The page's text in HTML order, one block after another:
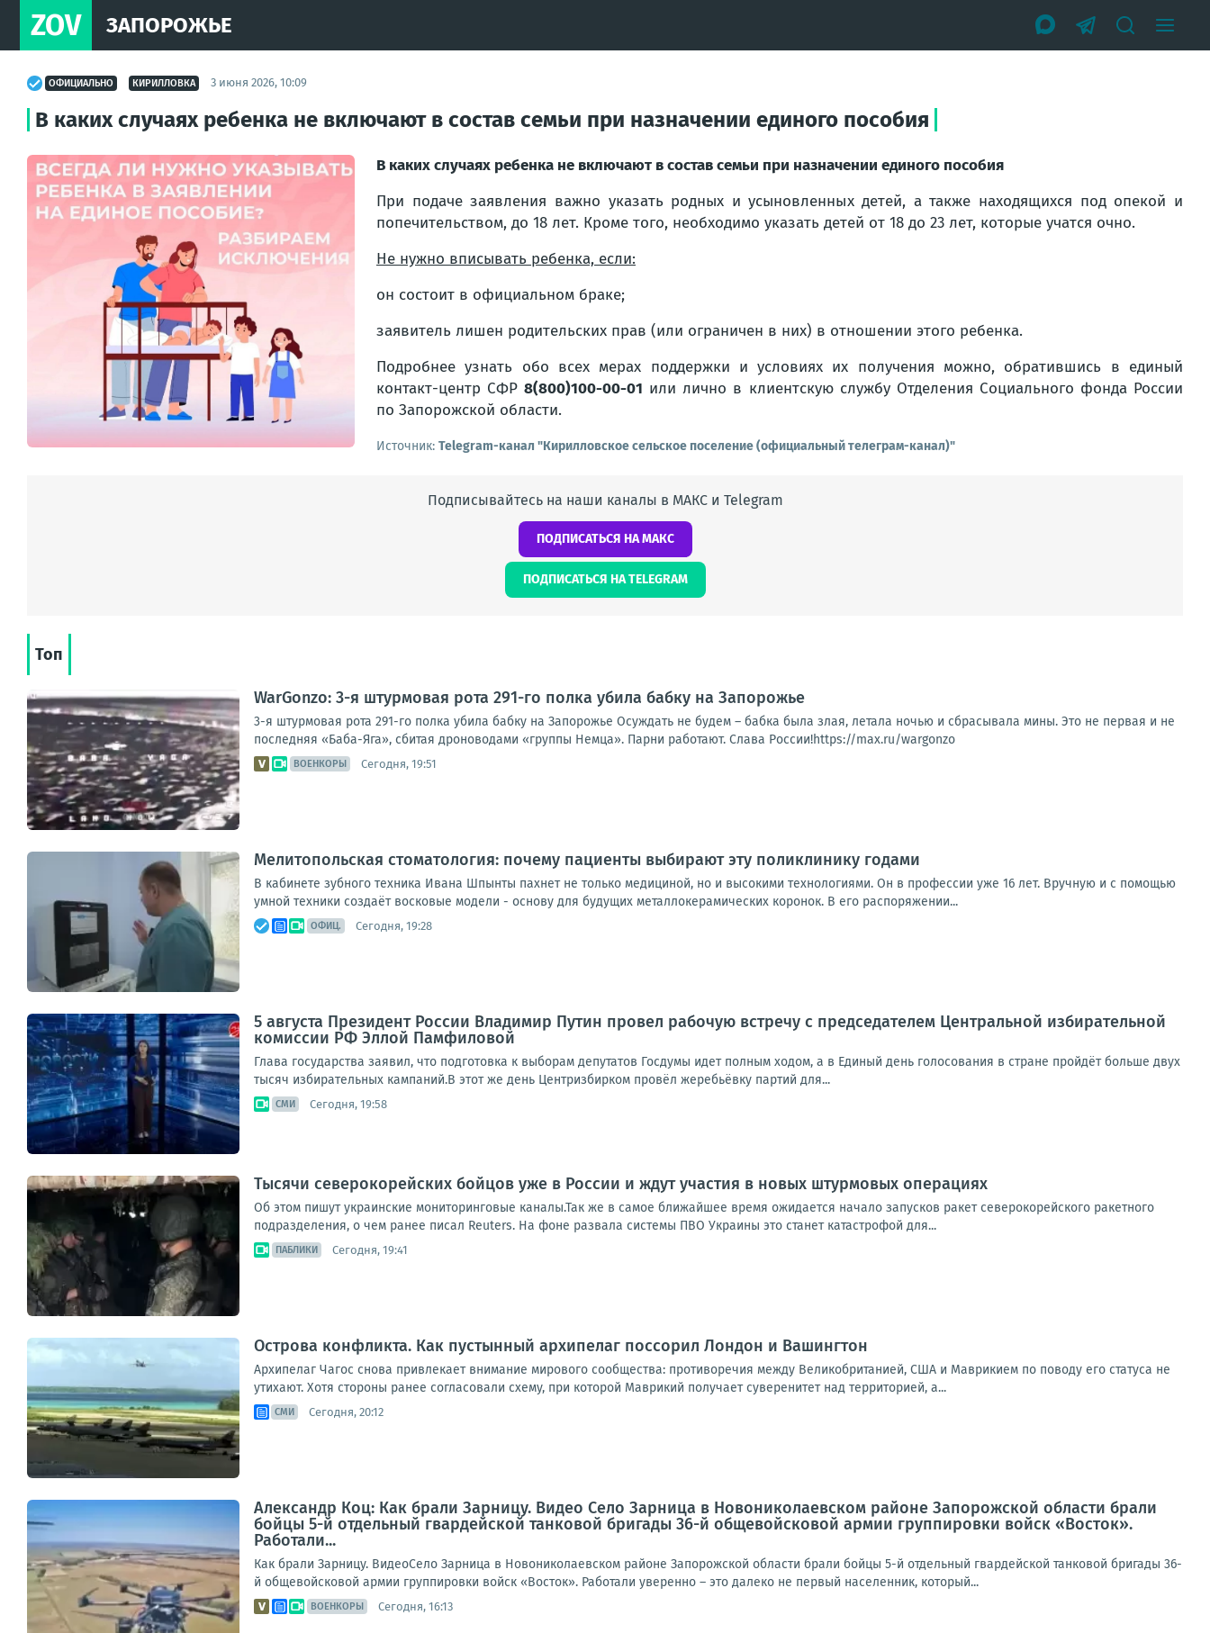
ZOV ЗАПОРОЖЬЕ
ОФИЦИАЛЬНО КИРИЛЛОВКА 3 июня 2026, 10:09
В каких случаях ребенка не включают в состав семьи при назначении единого пособия
В каких случаях ребенка не включают в состав семьи при назначении единого пособия
При подаче заявления важно указать родных и усыновленных детей, а также находящихся под опекой и
попечительством, до 18 лет. Кроме того, необходимо указать детей от 18 до 23 лет, которые учатся очно.
Не нужно вписывать ребенка, если:
он состоит в официальном браке;
заявитель лишен родительских прав (или ограничен в них) в отношении этого ребенка.
Подробнее узнать обо всех мерах поддержки и условиях их получения можно, обратившись в единый
контакт-центр СФР8(800)100-00-01 или лично в клиентскую службу Отделения Социального фонда России
по Запорожской области.
Источник: Telegram-канал "Кирилловское сельское поселение (официальный телеграм-канал)"
Подписывайтесь на наши каналы в МАКС и Telegram
ПОДПИСАТЬСЯ НА МАКС
ПОДПИСАТЬСЯ НА TELEGRAM
Топ
WarGonzo: 3-я штурмовая рота 291-го полка убила бабку на Запорожье
3-я штурмовая рота 291-го полка убила бабку на Запорожье Осуждать не будем – бабка была злая, летала ночью и сбрасывала мины. Это не первая и не
последняя «Баба-Яга», сбитая дроноводами «группы Немца». Парни работают. Слава России!https://max.ru/wargonzo
ВОЕНКОРЫ Сегодня, 19:51
Мелитопольская стоматология: почему пациенты выбирают эту поликлинику годами
В кабинете зубного техника Ивана Шпынты пахнет не только медициной, но и высокими технологиями. Он в профессии уже 16 лет. Вручную и с помощью
умной техники создаёт восковые модели - основу для будущих металлокерамических коронок. В его распоряжении...
ОФИЦ. Сегодня, 19:28
5 августа Президент России Владимир Путин провел рабочую встречу с председателем Центральной избирательной
комиссии РФ Эллой Памфиловой
Глава государства заявил, что подготовка к выборам депутатов Госдумы идет полным ходом, а в Единый день голосования в стране пройдёт больше двух
тысяч избирательных кампаний.В этот же день Центризбирком провёл жеребьёвку партий для...
СМИ Сегодня, 19:58
Тысячи северокорейских бойцов уже в России и ждут участия в новых штурмовых операциях
Об этом пишут украинские мониторинговые каналы.Так же в самое ближайшее время ожидается начало запусков ракет северокорейского ракетного
подразделения, о чем ранее писал Reuters. На фоне развала системы ПВО Украины это станет катастрофой для...
ПАБЛИКИ Сегодня, 19:41
Острова конфликта. Как пустынный архипелаг поссорил Лондон и Вашингтон
Архипелаг Чагос снова привлекает внимание мирового сообщества: противоречия между Великобританией, США и Маврикием по поводу его статуса не
утихают. Хотя стороны ранее согласовали схему, при которой Маврикий получает суверенитет над территорией, а...
СМИ Сегодня, 20:12
Александр Коц: Как брали Зарницу. Видео Село Зарница в Новониколаевском районе Запорожской области брали
бойцы 5-й отдельный гвардейской танковой бригады 36-й общевойсковой армии группировки войск «Восток».
Работали...
Как брали Зарницу. ВидеоСело Зарница в Новониколаевском районе Запорожской области брали бойцы 5-й отдельный гвардейской танковой бригады 36-
й общевойсковой армии группировки войск «Восток». Работали уверенно – это далеко не первый населенник, который...
ВОЕНКОРЫ Сегодня, 16:13